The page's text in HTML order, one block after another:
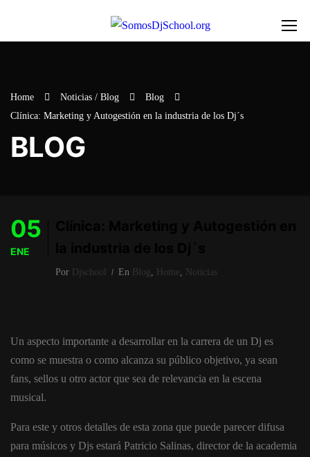
Home Noticias / Blog
Blog
Clínica: Marketing y Autogestión en la industria de los Dj´s
BLOG
05
ENE
Por Djschool En Blog, Home , Noticias
Un aspecto importante a desarrollar en la carrera de un Dj es
como se muestra o como alcanza su público objetivo, ya sean
fans, sellos u otro actor que sea de relevancia en la escena
musical.
Para este y otros detalles de esta zona que puede parecer difusa
para músicos y Djs estará Patricio Salinas, director de la academia